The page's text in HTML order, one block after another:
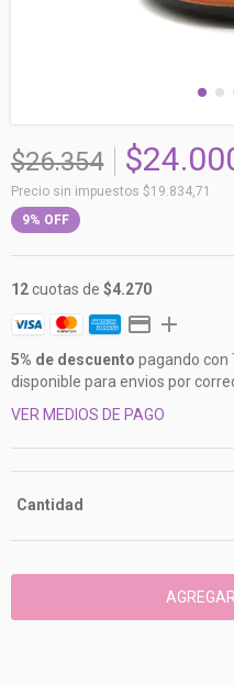
$26.354
Precio sin impuestos $19.834,71
9% OFF
12cuotas de $4.270
5% de descuento pagando con
disponible para envios por
VER MEDIOS DE PAGO
Cantidad